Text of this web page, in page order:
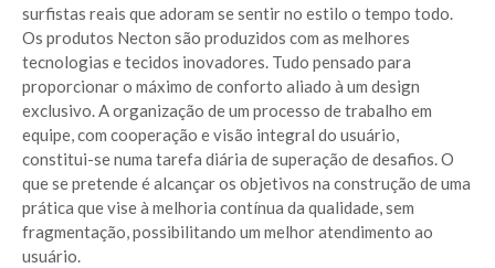
surfistas reais que adoram se sentir no estilo o tempo todo.
Os produtos Necton são produzidos com as melhores
tecnologias e tecidos inovadores. Tudo pensado para
proporcionar o máximo de conforto aliado à um design
exclusivo. A organização de um processo de trabalho em
equipe, com cooperação e visão integral do usuário,
constitui-se numa tarefa diária de superação de desafios. O
que se pretende é alcançar os objetivos na construção de uma
prática que vise à melhoria contínua da qualidade, sem
fragmentação, possibilitando um melhor atendimento ao
usuário.